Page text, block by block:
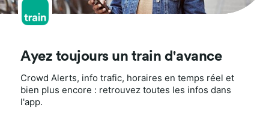
Ayez toujours un train d'avance
Crowd Alerts, info trafic, horaires en temps réel et
bien plus encore : retrouvez toutes les infos dans
l'app.